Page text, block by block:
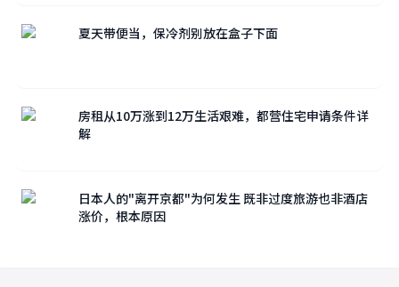
夏天带便当，保冷剂别放在盒子下面
房租从10万涨到12万生活艰难，都营住宅申请条件详
解
日本人的"离开京都"为何发生 既非过度旅游也非酒店
涨价，根本原因